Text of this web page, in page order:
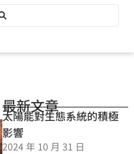
最新文章
太陽能對生態系統的積極
影響
2024 年 10 月 31 日